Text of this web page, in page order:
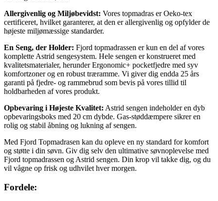
Allergivenlig og Miljøbevidst: Vores topmadras er Oeko-tex
certificeret, hvilket garanterer, at den er allergivenlig og opfylder de
højeste miljømæssige standarder.
En Seng, der Holder: Fjord topmadrassen er kun en del af vores
komplette Astrid sengesystem. Hele sengen er konstrueret med
kvalitetsmaterialer, herunder Ergonomic+ pocketfjedre med syv
komfortzoner og en robust træramme. Vi giver dig endda 25 års
garanti på fjedre- og rammebrud som bevis på vores tillid til
holdbarheden af vores produkt.
Opbevaring i Højeste Kvalitet: Astrid sengen indeholder en dyb
opbevaringsboks med 20 cm dybde. Gas-støddæmpere sikrer en
rolig og stabil åbning og lukning af sengen.
Med Fjord Topmadrasen kan du opleve en ny standard for komfort
og støtte i din søvn. Giv dig selv den ultimative søvnoplevelse med
Fjord topmadrassen og Astrid sengen. Din krop vil takke dig, og du
vil vågne op frisk og udhvilet hver morgen.
Fordele: